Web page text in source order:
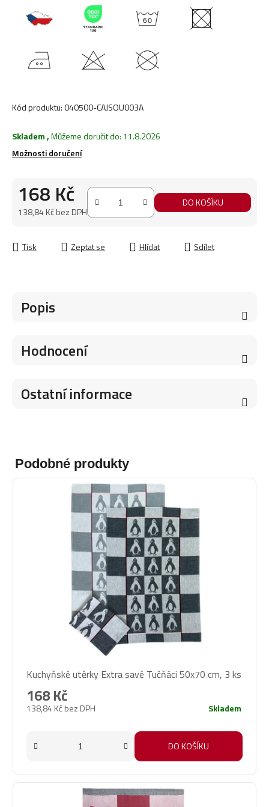
Kód produktu:040500-CAJSOU003A
Skladem,Můžeme doručit do: 11.8.2026
Možnosti doručení
168 Kč
138,84 Kč bez DPH
DO KOŠÍKU
Tisk Zeptat se Hlídat Sdílet
Popis
Hodnocení
Ostatní informace
Podobné produkty
Kuchyňské utěrky Extra savé Tučňáci 50x70 cm, 3 ks
138,84 Kč bez DPH
168 Kč
Skladem
DO KOŠÍKU